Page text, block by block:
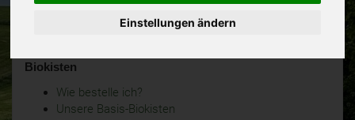
Einstellungen ändern
Biokisten
Wie bestelle ich?
Unsere Basis-Biokisten